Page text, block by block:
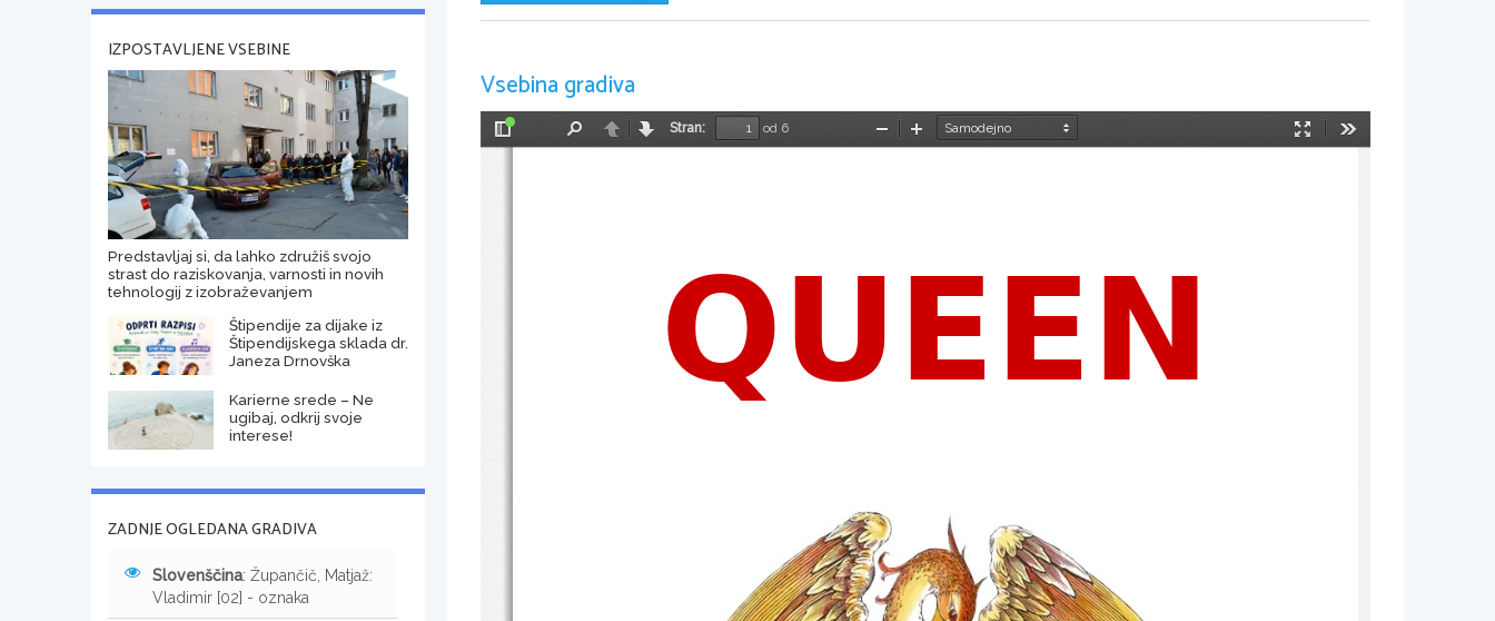
Vsebina gradiva
Preklopi
NazajNaprej
Stran:
od 6
Način
PomanjšajPovečaj
QUEEN
IZPOSTAVLJENE VSEBINE
Predstavljaj si, da lahko združiš svojo
strast do raziskovanja, varnosti in novih
tehnologij z izobraževanjem
Štipendije za dijake iz
Štipendijskega sklada dr.
Janeza Drnovška
Karierne srede – Ne
ugibaj, odkrij svoje
interese!
ZADNJE OGLEDANA GRADIVA
Slovenščina: Župančič, Matjaž:
Vladimir [02] - oznaka